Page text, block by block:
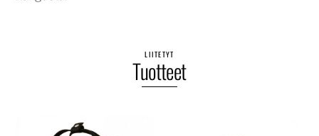
LIITETYT
Tuotteet